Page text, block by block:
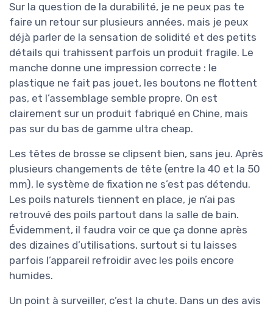
Sur la question de la durabilité, je ne peux pas te
faire un retour sur plusieurs années, mais je peux
déjà parler de la sensation de solidité et des petits
détails qui trahissent parfois un produit fragile. Le
manche donne une impression correcte : le
plastique ne fait pas jouet, les boutons ne flottent
pas, et l’assemblage semble propre. On est
clairement sur un produit fabriqué en Chine, mais
pas sur du bas de gamme ultra cheap.
Les têtes de brosse se clipsent bien, sans jeu. Après
plusieurs changements de tête (entre la 40 et la 50
mm), le système de fixation ne s’est pas détendu.
Les poils naturels tiennent en place, je n’ai pas
retrouvé des poils partout dans la salle de bain.
Évidemment, il faudra voir ce que ça donne après
des dizaines d’utilisations, surtout si tu laisses
parfois l’appareil refroidir avec les poils encore
humides.
Un point à surveiller, c’est la chute. Dans un des avis